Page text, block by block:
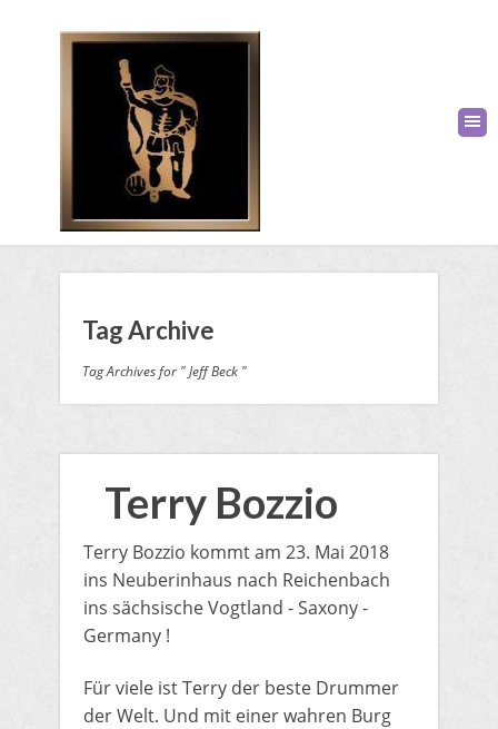
Tag Archive
Tag Archives for " Jeff Beck "
Terry Bozzio
Terry Bozzio kommt am 23. Mai 2018
ins Neuberinhaus nach Reichenbach
ins sächsische Vogtland - Saxony -
Germany !
Für viele ist Terry der beste Drummer
der Welt. Und mit einer wahren Burg